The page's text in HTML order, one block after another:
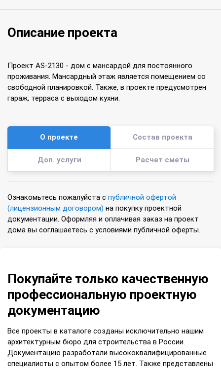
Описание проекта
Проект AS-2130 - дом с мансардой для постоянного
проживания. Мансардный этаж является помещением со
свободной планировкой. Также, в проекте предусмотрен
гараж, терраса с выходом кухни.
О проекте Состав проекта
Доп. услуги Расчет сметы
Ознакомьтесь пожалуйста с публичной офертой
(лицензионным договором) на покупку проектной
документации. Оформляя и оплачивая заказ на проект
дома вы соглашаетесь с условиями публичной оферты.
Покупайте только качественную
профессиональную проектную
документацию
Все проекты в каталоге созданы исключительно нашим
архитектурным бюро для строительства в России.
Документацию разработали высококвалифицированные
специалисты с опытом более 15 лет. Также представлены